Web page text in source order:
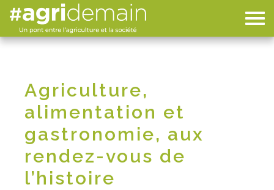
Agriculture,
alimentation et
gastronomie, aux
rendez-vous de
l’histoire